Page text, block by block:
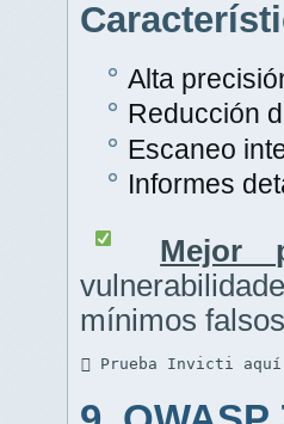
Alta
Reducción
Escaneo
Informes
Mejor
mínimos
 Prueba Invicti